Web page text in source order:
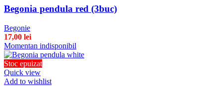
Begonia pendula red (3buc)
Begonie
17,00 lei
Momentan indisponibil
Stoc epuizat
Quick view
Add to wishlist